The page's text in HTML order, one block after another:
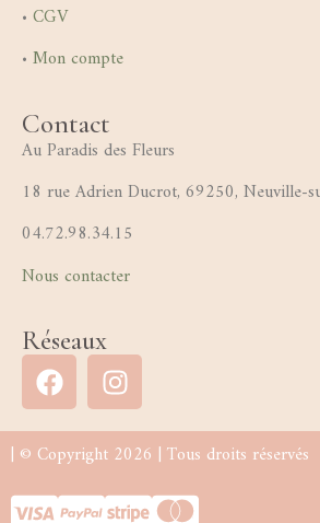
• CGV
• Mon compte
Contact
Au Paradis des Fleurs
18 rue Adrien Ducrot, 69250, Neuville-
04.72.98.34.15
Nous contacter
Réseaux
| © Copyright 2026 | Tous droits réservés